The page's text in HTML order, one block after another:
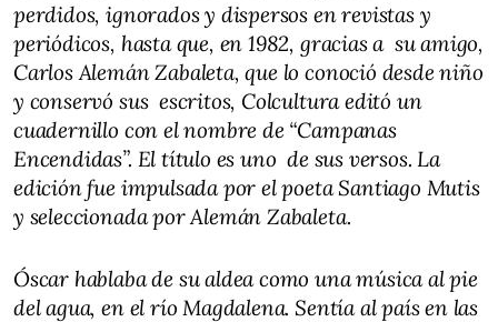
perdidos, ignorados y dispersos en revistas y
periódicos, hasta que, en 1982, gracias a su amigo,
Carlos Alemán Zabaleta, que lo conoció desde niño
y conservó sus escritos, Colcultura editó un
cuadernillo con el nombre de “Campanas
Encendidas”. El título es uno de sus versos. La
edición fue impulsada por el poeta Santiago Mutis
y seleccionada por Alemán Zabaleta.
Óscar hablaba de su aldea como una música al pie
del agua, en el río Magdalena. Sentía al país en las